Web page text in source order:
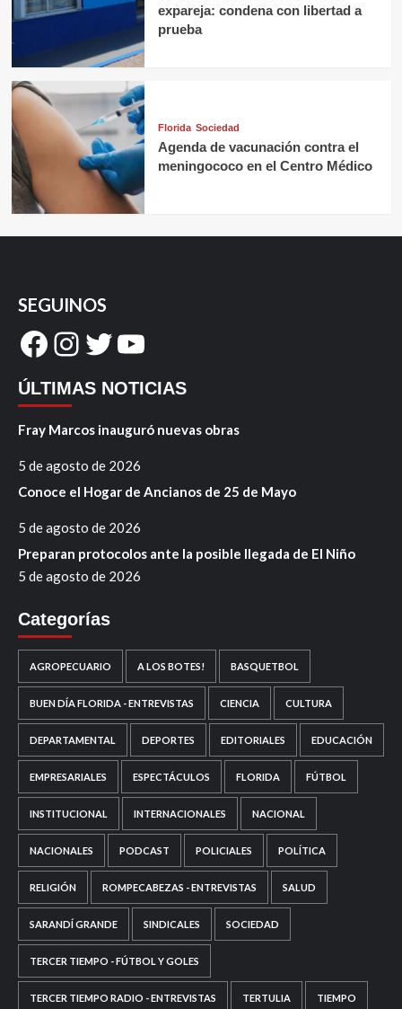
expareja: condena con libertad a
prueba
Florida Sociedad
Agenda de vacunación contra el
meningococo en el Centro Médico
SEGUINOS
Facebook
Instagram
Twitter
YouTube
ÚLTIMAS NOTICIAS
Fray Marcos inauguró nuevas obras
5 de agosto de 2026
Conoce el Hogar de Ancianos de 25 de Mayo
5 de agosto de 2026
Preparan protocolos ante la posible llegada de El Niño
5 de agosto de 2026
Categorías
AGROPECUARIO A LOS BOTES! BASQUETBOL
BUEN DÍA FLORIDA - ENTREVISTAS CIENCIA CULTURA
DEPARTAMENTAL DEPORTES EDITORIALES EDUCACIÓN
EMPRESARIALES ESPECTÁCULOS FLORIDA FÚTBOL
INSTITUCIONAL INTERNACIONALES NACIONAL
NACIONALES PODCAST POLICIALES POLÍTICA
RELIGIÓN ROMPECABEZAS - ENTREVISTAS SALUD
SARANDÍ GRANDE SINDICALES SOCIEDAD
TERCER TIEMPO - FÚTBOL Y GOLES
TERCER TIEMPO RADIO - ENTREVISTAS TERTULIA TIEMPO